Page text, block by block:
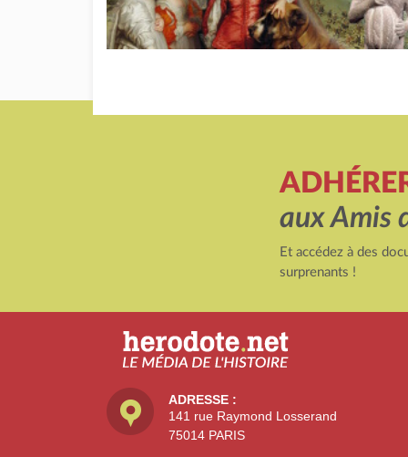
aux Amis
Et accédez à des
surprenants !
ADRESSE :
141 rue Raymond Losserand
75014 PARIS